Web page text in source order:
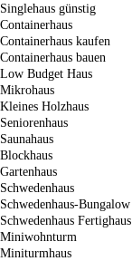
Singlehaus günstig
Containerhaus
Containerhaus kaufen
Containerhaus bauen
Low Budget Haus
Mikrohaus
Kleines Holzhaus
Seniorenhaus
Saunahaus
Blockhaus
Gartenhaus
Schwedenhaus
Schwedenhaus-Bungalow
Schwedenhaus Fertighaus
Miniwohnturm
Miniturmhaus